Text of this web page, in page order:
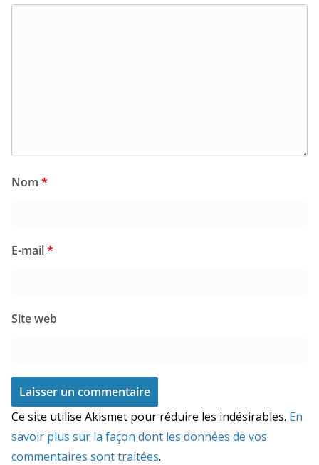
Nom *
E-mail*
Site web
Ce site utilise Akismet pour réduire les indésirables. En
savoir plus sur la façon dont les données de vos
commentaires sont traitées.